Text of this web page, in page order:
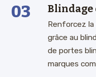
03 Blindage
Renforcez
grâce au
de portes
marques